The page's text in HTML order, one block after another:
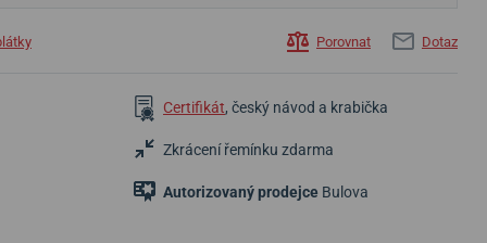
Porovnat Dotaz
Certifikát, český návod a krabička
Zkrácení řemínku zdarma
Autorizovaný prodejce Bulova
30 900 Kč